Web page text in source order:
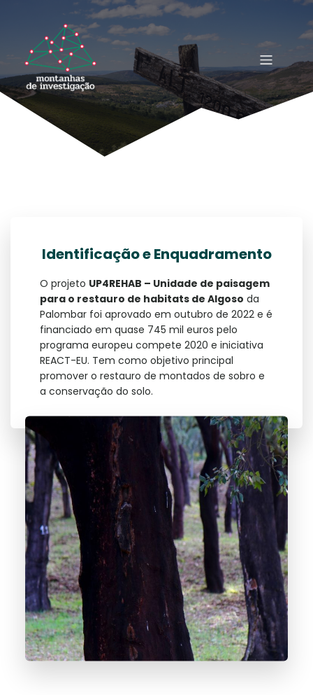
Identificação e Enquadramento
O projeto UP4REHAB – Unidade de paisagem
para o restauro de habitats de Algoso da
Palombar foi aprovado em outubro de 2022 e é
financiado em quase 745 mil euros pelo
programa europeu compete 2020 e iniciativa
REACT-EU. Tem como objetivo principal
promover o restauro de montados de sobro e
a conservação do solo.